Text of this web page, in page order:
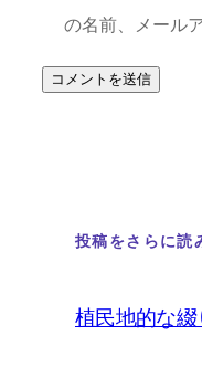
の名前、メール
投稿をさらに読
植民地的な綴